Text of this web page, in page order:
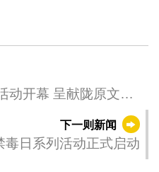
动开幕 呈献陇原文化
下一则新闻
毒日系列活动正式启动